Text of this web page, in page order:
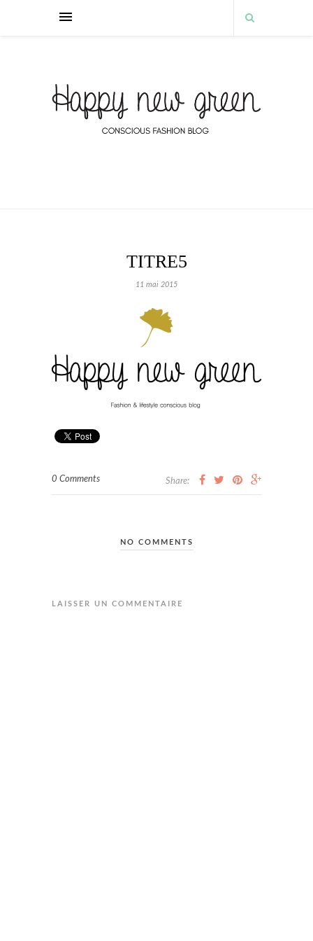
TITRE5
11 mai 2015
0 Comments Share:
NO COMMENTS
LAISSER UN COMMENTAIRE